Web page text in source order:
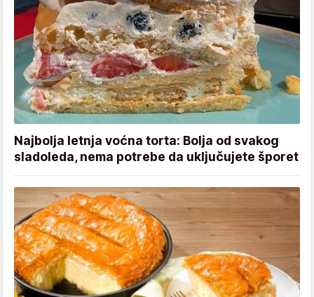
Najbolja letnja voćna torta: Bolja od svakog
sladoleda, nema potrebe da uključujete šporet